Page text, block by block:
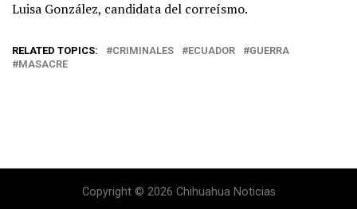
Luisa González, candidata del correísmo.
RELATED TOPICS: CRIMINALES ECUADOR
GUERRA
MASACRE
Copyright © 2026 Chihuahua Noticias